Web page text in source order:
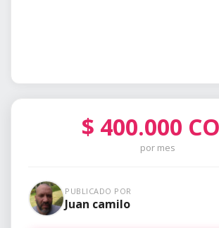
$ 400.000
por mes
PUBLICADO POR
Juan camilo